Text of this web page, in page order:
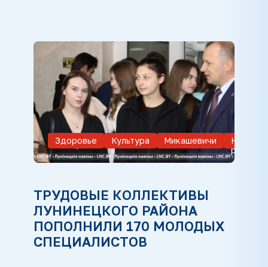
Здоровье Культура Микашевичи
Новости
района
ТРУДОВЫЕ КОЛЛЕКТИВЫ
ЛУНИНЕЦКОГО РАЙОНА
ПОПОЛНИЛИ 170 МОЛОДЫХ
СПЕЦИАЛИСТОВ